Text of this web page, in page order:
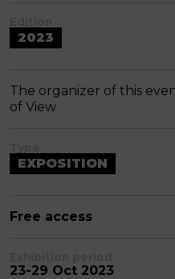
2023
The organizer of this
of View
EXPOSITION
Free access
23-29 Oct 2023